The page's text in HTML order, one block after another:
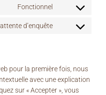
litespeed
google-
Fonctionnel
Consent
d’enquête
Consent
pour la première fois, nous
avec une explication
sur « Accepter », vous